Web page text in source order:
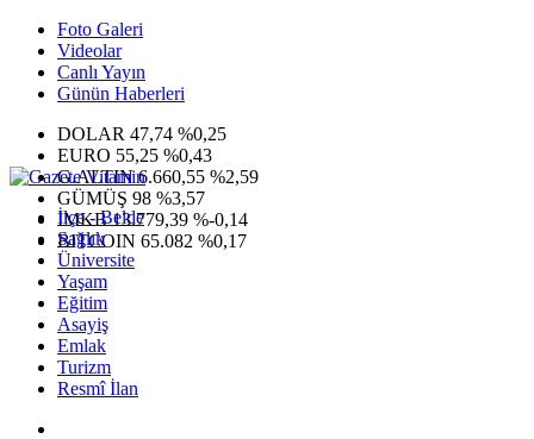
Foto Galeri
Videolar
Canlı Yayın
Günün Haberleri
DOLAR 47,74 %0,25
EURO 55,25 %0,43
G.ALTIN6.660,55 %2,59
GÜMÜŞ 98 %3,57
IMKB13.779,39 %-0,14
BITCOIN 65.082 %0,17
İlçe - Belde
Sağlık
Üniversite
Yaşam
Eğitim
Asayiş
Emlak
Turizm
Resmî İlan